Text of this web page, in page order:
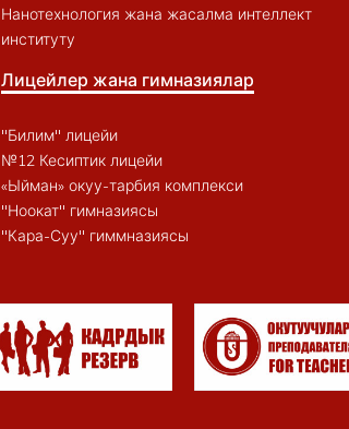
Нанотехнология жана жасалма интеллект
институту
Лицейлер жана гимназиялар
"Билим" лицейи
№12 Кесиптик лицейи
«Ыйман» окуу-тарбия комплекси
"Ноокат" гимназиясы
"Кара-Суу" гиммназиясы